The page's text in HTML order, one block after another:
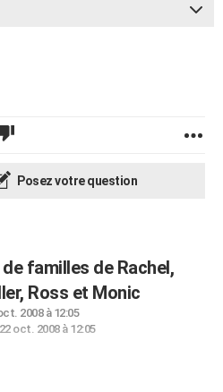
Posez votre question
familles de Rachel,
Ross et Monic
2008 à 12:05
22 oct. 2008 à 12:05